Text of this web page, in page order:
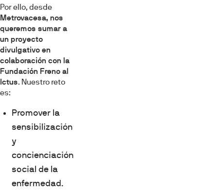
Por ello, desde
Metrovacesa, nos
queremos sumar a
un proyecto
divulgativo en
colaboración con la
Fundación Freno al
Ictus. Nuestro reto
es:
Promover la
sensibilización
y
concienciación
social de la
enfermedad.